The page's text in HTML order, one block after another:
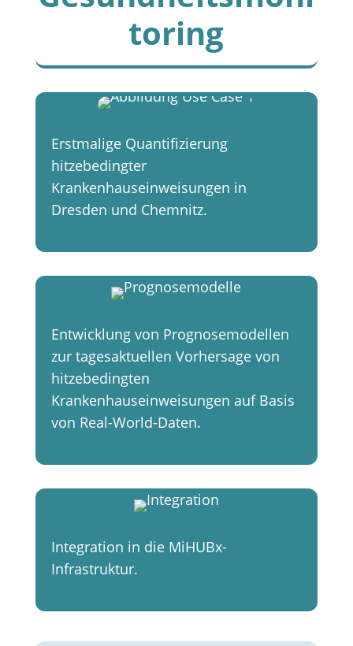
toring
Erstmalige Quantifizierung
hitzebedingter
Krankenhauseinweisungen in
Dresden und Chemnitz.
Entwicklung von Prognosemodellen
zur tagesaktuellen Vorhersage von
hitzebedingten
Krankenhauseinweisungen auf Basis
von Real-World-Daten.
Integration in die MiHUBx-
Infrastruktur.